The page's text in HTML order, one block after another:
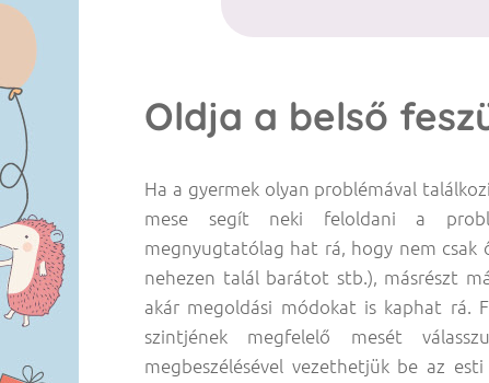
Oldja a belső
Ha a gyermek olyan problémával
mese segít neki feloldani a
megnyugtatólag hat rá, hogy nem csak
nehezen talál barátot stb.), másrészt
akár megoldási módokat is kaphat rá.
szintjének megfelelő mesét
megbeszélésével vezethetjük be az